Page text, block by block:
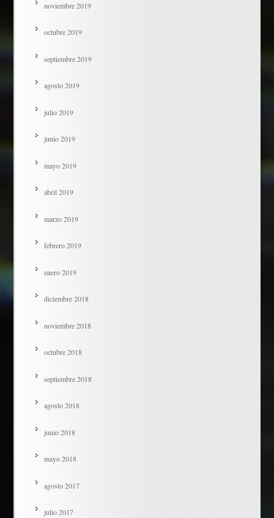
noviembre 2019
octubre 2019
septiembre 2019
agosto 2019
julio 2019
junio 2019
mayo 2019
abril 2019
marzo 2019
febrero 2019
enero 2019
diciembre 2018
noviembre 2018
octubre 2018
septiembre 2018
agosto 2018
junio 2018
mayo 2018
agosto 2017
julio 2017